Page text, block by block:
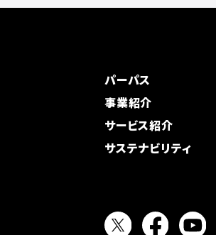
パーパス
事業紹介
サービス紹介
サステナビリティ